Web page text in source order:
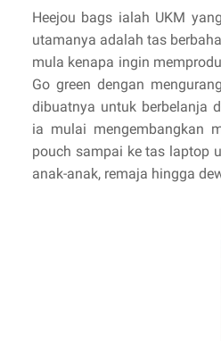
Heejou bags ialah UKM
utamanya adalah tas
mula kenapa ingin
Go green dengan
dibuatnya untuk berbelanja
ia mulai mengembangkan
pouch sampai ke tas laptop
anak-anak, remaja hingga